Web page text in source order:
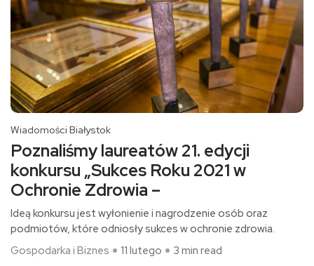
Wiadomości Białystok
Poznaliśmy laureatów 21. edycji
konkursu „Sukces Roku 2021 w
Ochronie Zdrowia –
Ideą konkursu jest wyłonienie i nagrodzenie osób oraz
podmiotów, które odniosły sukces w ochronie zdrowia.
Gospodarka i Biznes
11 lutego 3 min read